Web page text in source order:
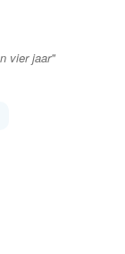
vier jaar"